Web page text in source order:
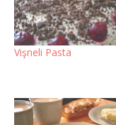
Vişneli Pasta